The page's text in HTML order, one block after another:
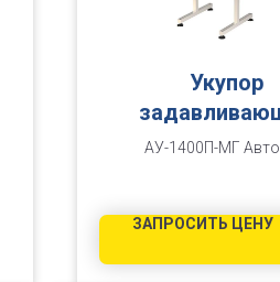
Укупор
АУ-1400П-МГ
ЗАПРОСИТЬ ЦЕНУ